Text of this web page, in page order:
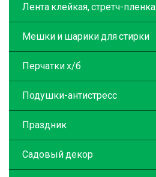
Лента клейкая, стретч-пленка
Мешки и шарики для стирки
Перчатки х/б
Подушки-антистресс
Праздник
Садовый декор